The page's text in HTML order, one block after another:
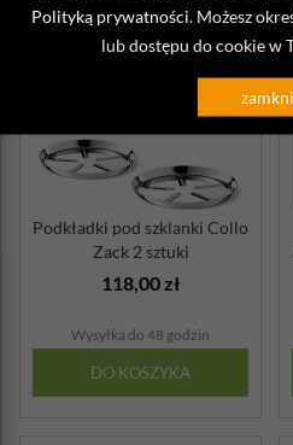
Polityką prywatności . Możesz
lub dostępu do cookie w
Podkładki pod szklanki Collo
Zack 2 sztuki
118,00 zł
Wysyłka do 48 godzin
DO KOSZYKA